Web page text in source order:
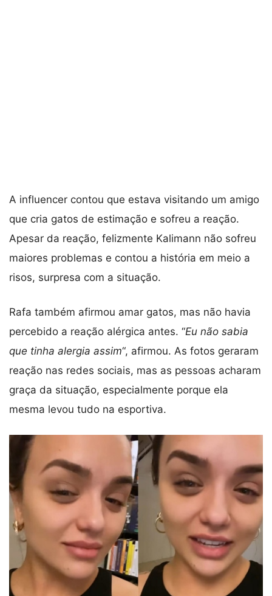
A influencer contou que estava visitando um amigo
que cria gatos de estimação e sofreu a reação.
Apesar da reação, felizmente Kalimann não sofreu
maiores problemas e contou a história em meio a
risos, surpresa com a situação.
Rafa também afirmou amar gatos, mas não havia
percebido a reação alérgica antes. “Eu não sabia
que tinha alergia assim“, afirmou. As fotos geraram
reação nas redes sociais, mas as pessoas acharam
graça da situação, especialmente porque ela
mesma levou tudo na esportiva.